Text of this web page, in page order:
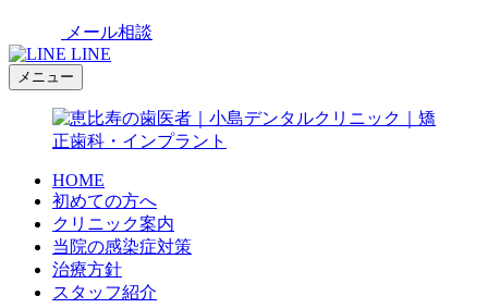
メール相談
LINE
メニュー
HOME
初めての方へ
クリニック案内
当院の感染症対策
治療方針
スタッフ紹介